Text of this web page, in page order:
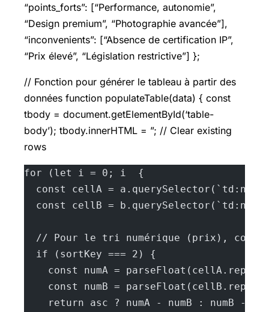
“points_forts”: [“Performance, autonomie”,
“Design premium”, “Photographie avancée”],
“inconvenients”: [“Absence de certification IP”,
“Prix élevé”, “Législation restrictive”] };
// Fonction pour générer le tableau à partir des
données function populateTable(data) { const
tbody = document.getElementById(‘table-
body’); tbody.innerHTML = ”; // Clear existing
rows
for (let i = 0; i  {
const cellA =
const cellB =
// Pour le tri numérique (prix),
  if (sortKey === 2) {
const numA =
const numB =
return asc ? numA - numB : numB -